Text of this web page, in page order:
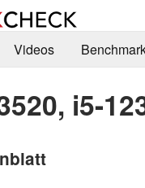
Videos
i5-